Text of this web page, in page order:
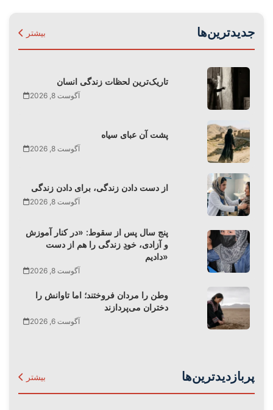
جدیدترین‌ها بیشتر
تاریک‌ترین لحظات زندگی انسان
آگوست 8, 2026
پشت آن عبای سیاه
آگوست 8, 2026
از دست دادن زندگی، برای دادن زندگی
آگوست 8, 2026
پنج سال پس از سقوط: «در کنار آموزش
و آزادی، خودِ زندگی را هم از دست
دادیم»
آگوست 8, 2026
وطن را مردان فروختند؛ اما تاوانش را
دختران می‌پردازند
آگوست 6, 2026
پربازدیدترین‌ها بیشتر